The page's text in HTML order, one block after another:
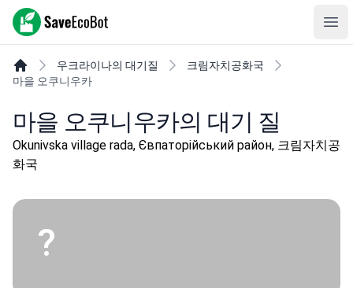
SaveEcoBot
우크라이나의 대기질
크림자치공화국
마을 오쿠니우카
마을 오쿠니우카의 대기 질
Okunivska village rada, Євпаторійський район, 크림자치공
화국
?